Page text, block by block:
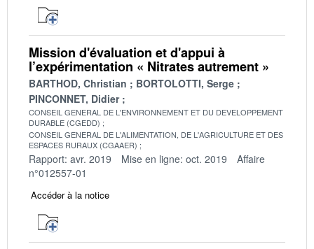
Mission d'évaluation et d'appui à
l’expérimentation « Nitrates autrement »
BARTHOD, Christian
BORTOLOTTI, Serge
PINCONNET, Didier
CONSEIL GENERAL DE L'ENVIRONNEMENT ET DU DEVELOPPEMENT
DURABLE (CGEDD)
CONSEIL GENERAL DE L'ALIMENTATION, DE L'AGRICULTURE ET DES
ESPACES RURAUX (CGAAER)
Rapport: avr. 2019 Mise en ligne: oct. 2019
Affaire
n°012557-01
Accéder à la notice